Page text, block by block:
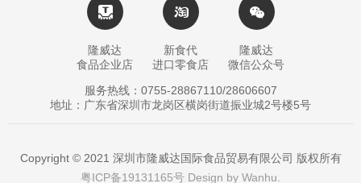
隆威达
食品企业店
新食代
进口零食店
隆威达
微信公众号
服务热线：0755-28867110/28606607
地址：广东省深圳市龙岗区横岗街道振业城2号楼5号
Copyright © 2021 深圳市隆威达国际食品贸易有限公司 版权所有
粤ICP备19131165号 Design by Wanhu.